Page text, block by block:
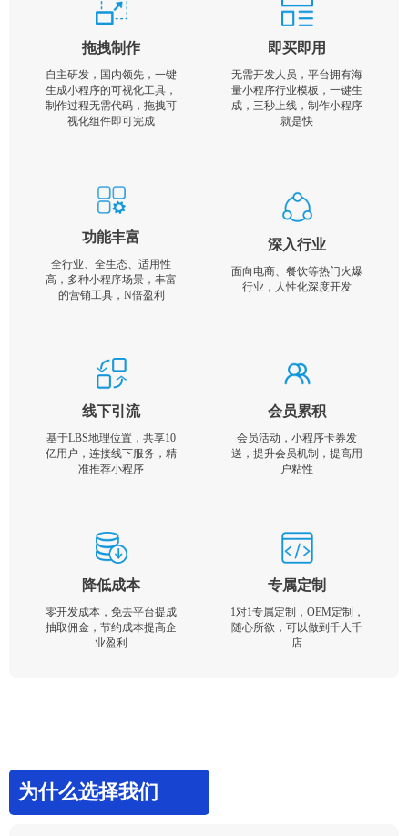
拖拽制作
自主研发，国内领先，一键
生成小程序的可视化工具，
制作过程无需代码，拖拽可
视化组件即可完成
即买即用
无需开发人员，平台拥有海
量小程序行业模板，一键生
成，三秒上线，制作小程序
就是快
功能丰富
全行业、全生态、适用性
高，多种小程序场景，丰富
的营销工具，N倍盈利
深入行业
面向电商、餐饮等热门火爆
行业，人性化深度开发
线下引流
基于LBS地理位置，共享10
亿用户，连接线下服务，精
准推荐小程序
会员累积
会员活动，小程序卡券发
送，提升会员机制，提高用
户粘性
降低成本
零开发成本，免去平台提成
抽取佣金，节约成本提高企
业盈利
专属定制
1对1专属定制，OEM定制，
随心所欲，可以做到千人千
店
为什么选择我们